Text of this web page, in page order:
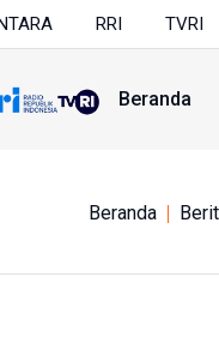
RRI TVRI
Beranda
Beranda